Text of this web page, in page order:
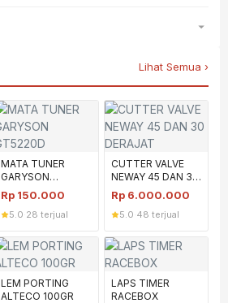
Lihat Semua ›
MATA TUNER
GARYSON
GT5220D
Rp 150.000
5.0 28 terjual
CUTTER VALVE
NEWAY 45 DAN 30
DERAJAT
Rp 6.000.000
5.0 48 terjual
LEM PORTING
ALTECO 100GR
LAPS TIMER
RACEBOX